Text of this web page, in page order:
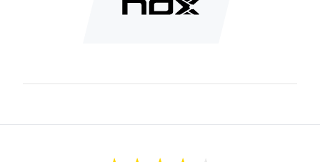
voor flexibele support en comfort.
Speel met comfort en support – bestel de Nox Pro Bra
Kleur:Wit/Ivy Green.